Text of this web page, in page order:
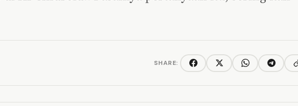
SHARE: FacebookTwitter/XWhatsAppTelegram